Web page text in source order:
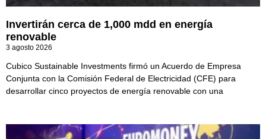
Invertirán cerca de 1,000 mdd en energía
renovable
3 agosto 2026
Cubico Sustainable Investments firmó un Acuerdo de Empresa
Conjunta con la Comisión Federal de Electricidad (CFE) para
desarrollar cinco proyectos de energía renovable con una